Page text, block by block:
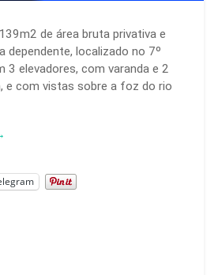
de área bruta privativa e
dependente, localizado no 7º
3 elevadores, com varanda e 2
e com vistas sobre a foz do rio